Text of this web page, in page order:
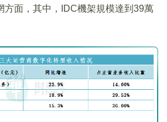
方面，其中，IDC機架規模達到39萬